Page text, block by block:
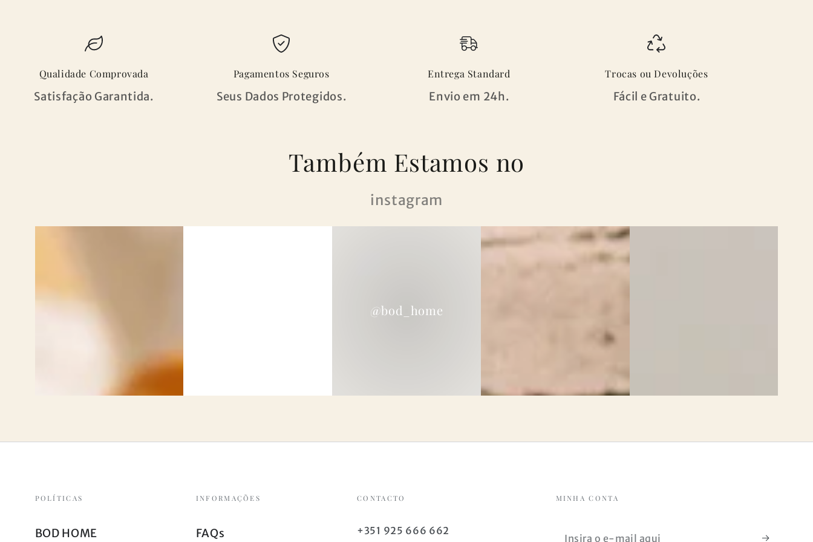
Qualidade Comprovada
Satisfação Garantida.
Pagamentos Seguros
Seus Dados Protegidos.
Entrega Standard
Envio em 24h.
Trocas ou Devoluções
Fácil e Gratuito.
Também Estamos no
instagram
@bod_home
POLÍTICAS
BOD HOME
INFORMAÇÕES
FAQs
CONTACTO
+351 925 666 662
MINHA CONTA
Insira